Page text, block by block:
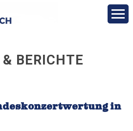
BERICHTE
in